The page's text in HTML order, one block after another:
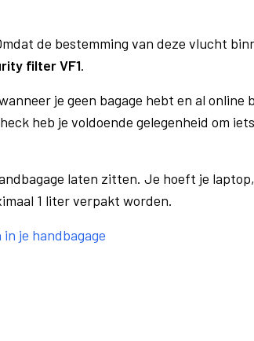
de bestemming van deze vlucht
filter VF1.
je geen bagage hebt en al online
heb je voldoende gelegenheid om
laten zitten. Je hoeft je
1 liter verpakt worden.
je handbagage